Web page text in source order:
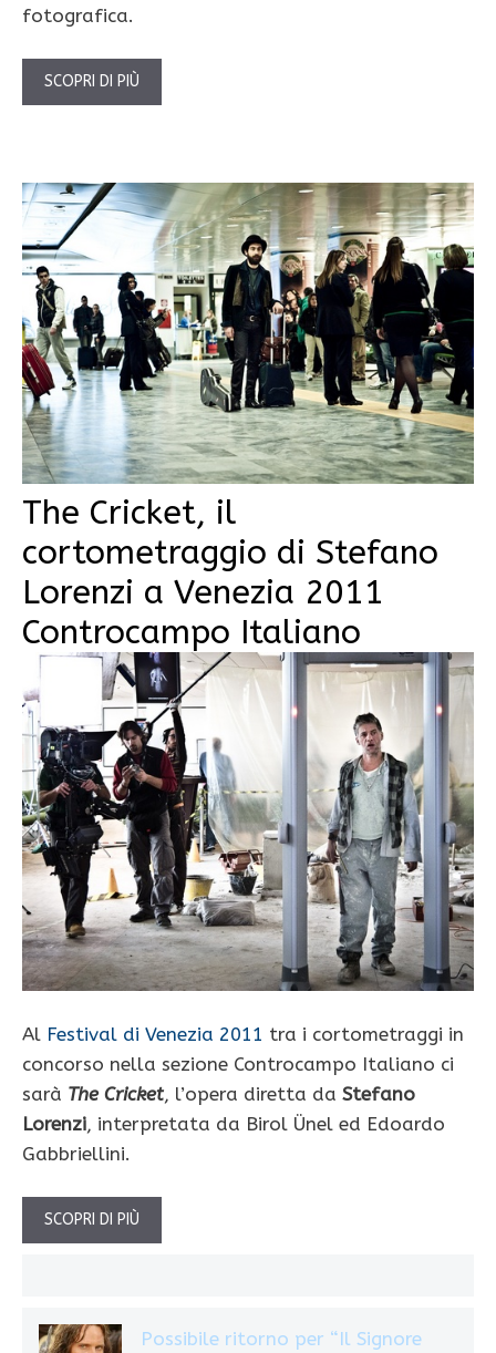
fotografica.
SCOPRI DI PIÙ
The Cricket, il
cortometraggio di Stefano
Lorenzi a Venezia 2011
Controcampo Italiano
Al Festival di Venezia 2011 tra i cortometraggi in
concorso nella sezione Controcampo Italiano ci
sarà The Cricket, l’opera diretta da Stefano
Lorenzi, interpretata da Birol Ünel ed Edoardo
Gabbriellini.
SCOPRI DI PIÙ
Possibile ritorno per “Il Signore